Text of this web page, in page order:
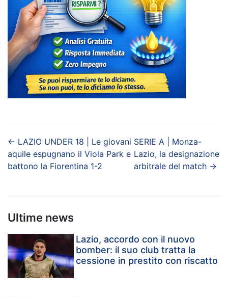
← LAZIO UNDER 18 | Le giovani
aquile espugnano il Viola Park e
battono la Fiorentina 1-2
SERIE A | Monza-
Lazio, la designazione
arbitrale del match→
Ultime news
Lazio, accordo con il nuovo
bomber: il suo club tratta la
cessione in prestito con riscatto